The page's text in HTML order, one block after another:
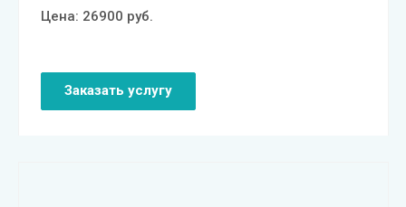
Цена: 26900 руб.
Заказать услугу